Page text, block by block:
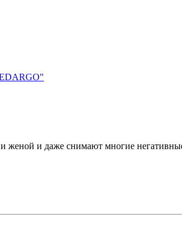
и даже снимают многие